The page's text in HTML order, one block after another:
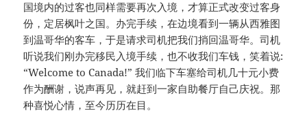
国境内的过客也同样需要再次入境，才算正式改变过客身
份，定居枫叶之国。办完手续，在边境看到一辆从西雅图
到温哥华的客车，于是请求司机把我们捎回温哥华。司机
听说我们刚办完移民入境手续，也不收我们车钱，笑着说:
“Welcome to Canada!” 我们临下车塞给司机几十元小费
作为酬谢，说声再见，就赶到一家自助餐厅自己庆祝。那
种喜悦心情，至今历历在目。